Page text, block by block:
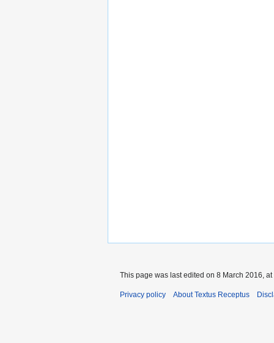
This page was last edited on 8 March 2016, at
Privacy policy About Textus Receptus